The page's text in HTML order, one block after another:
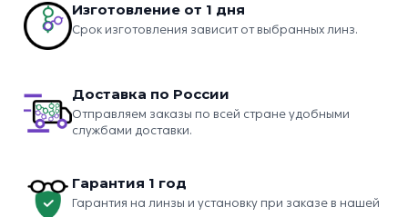
Изготовление от 1 дня
Срок изготовления зависит от выбранных линз.
Доставка по России
Отправляем заказы по всей стране удобными
службами доставки.
Гарантия 1 год
Гарантия на линзы и установку при заказе в нашей